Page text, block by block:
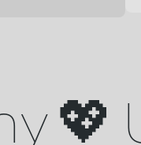
💖